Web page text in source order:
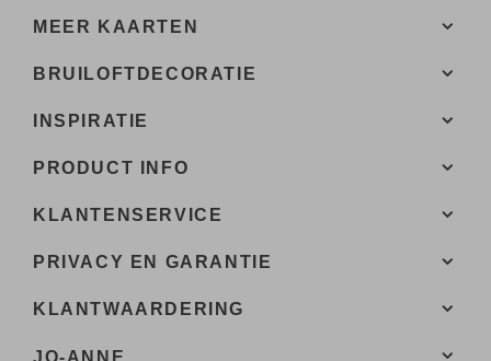
MEER KAARTEN
BRUILOFTDECORATIE
INSPIRATIE
PRODUCT INFO
KLANTENSERVICE
PRIVACY EN GARANTIE
KLANTWAARDERING